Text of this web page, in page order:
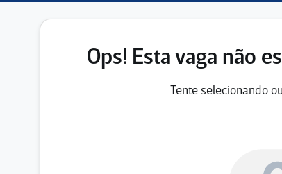
Ops! Esta vaga não
Tente selecionando